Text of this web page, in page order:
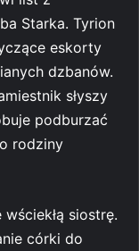
Starka. Tyrion
eskorty
dzbanów.
słyszy
podburzać
rodziny
siostrę.
córki do